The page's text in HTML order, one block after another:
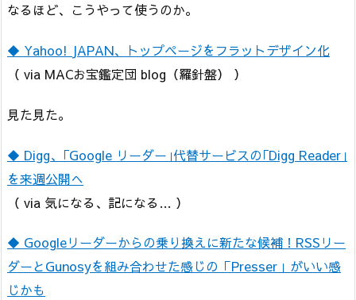
なるほど、こうやって使うのか。
◆ Yahoo! JAPAN、トップページをフラットデザイン化
（ via MACお宝鑑定団 blog（羅針盤） ）
見た見た。
◆ Digg、｢Google リーダー｣代替サービスの｢Digg Reader｣
を来週公開へ
（ via 気になる、記になる… ）
◆ Googleリーダーからの乗り換えに新たな候補！RSSリー
ダーとGunosyを組み合わせた感じの「Presser」がいい感
じかも